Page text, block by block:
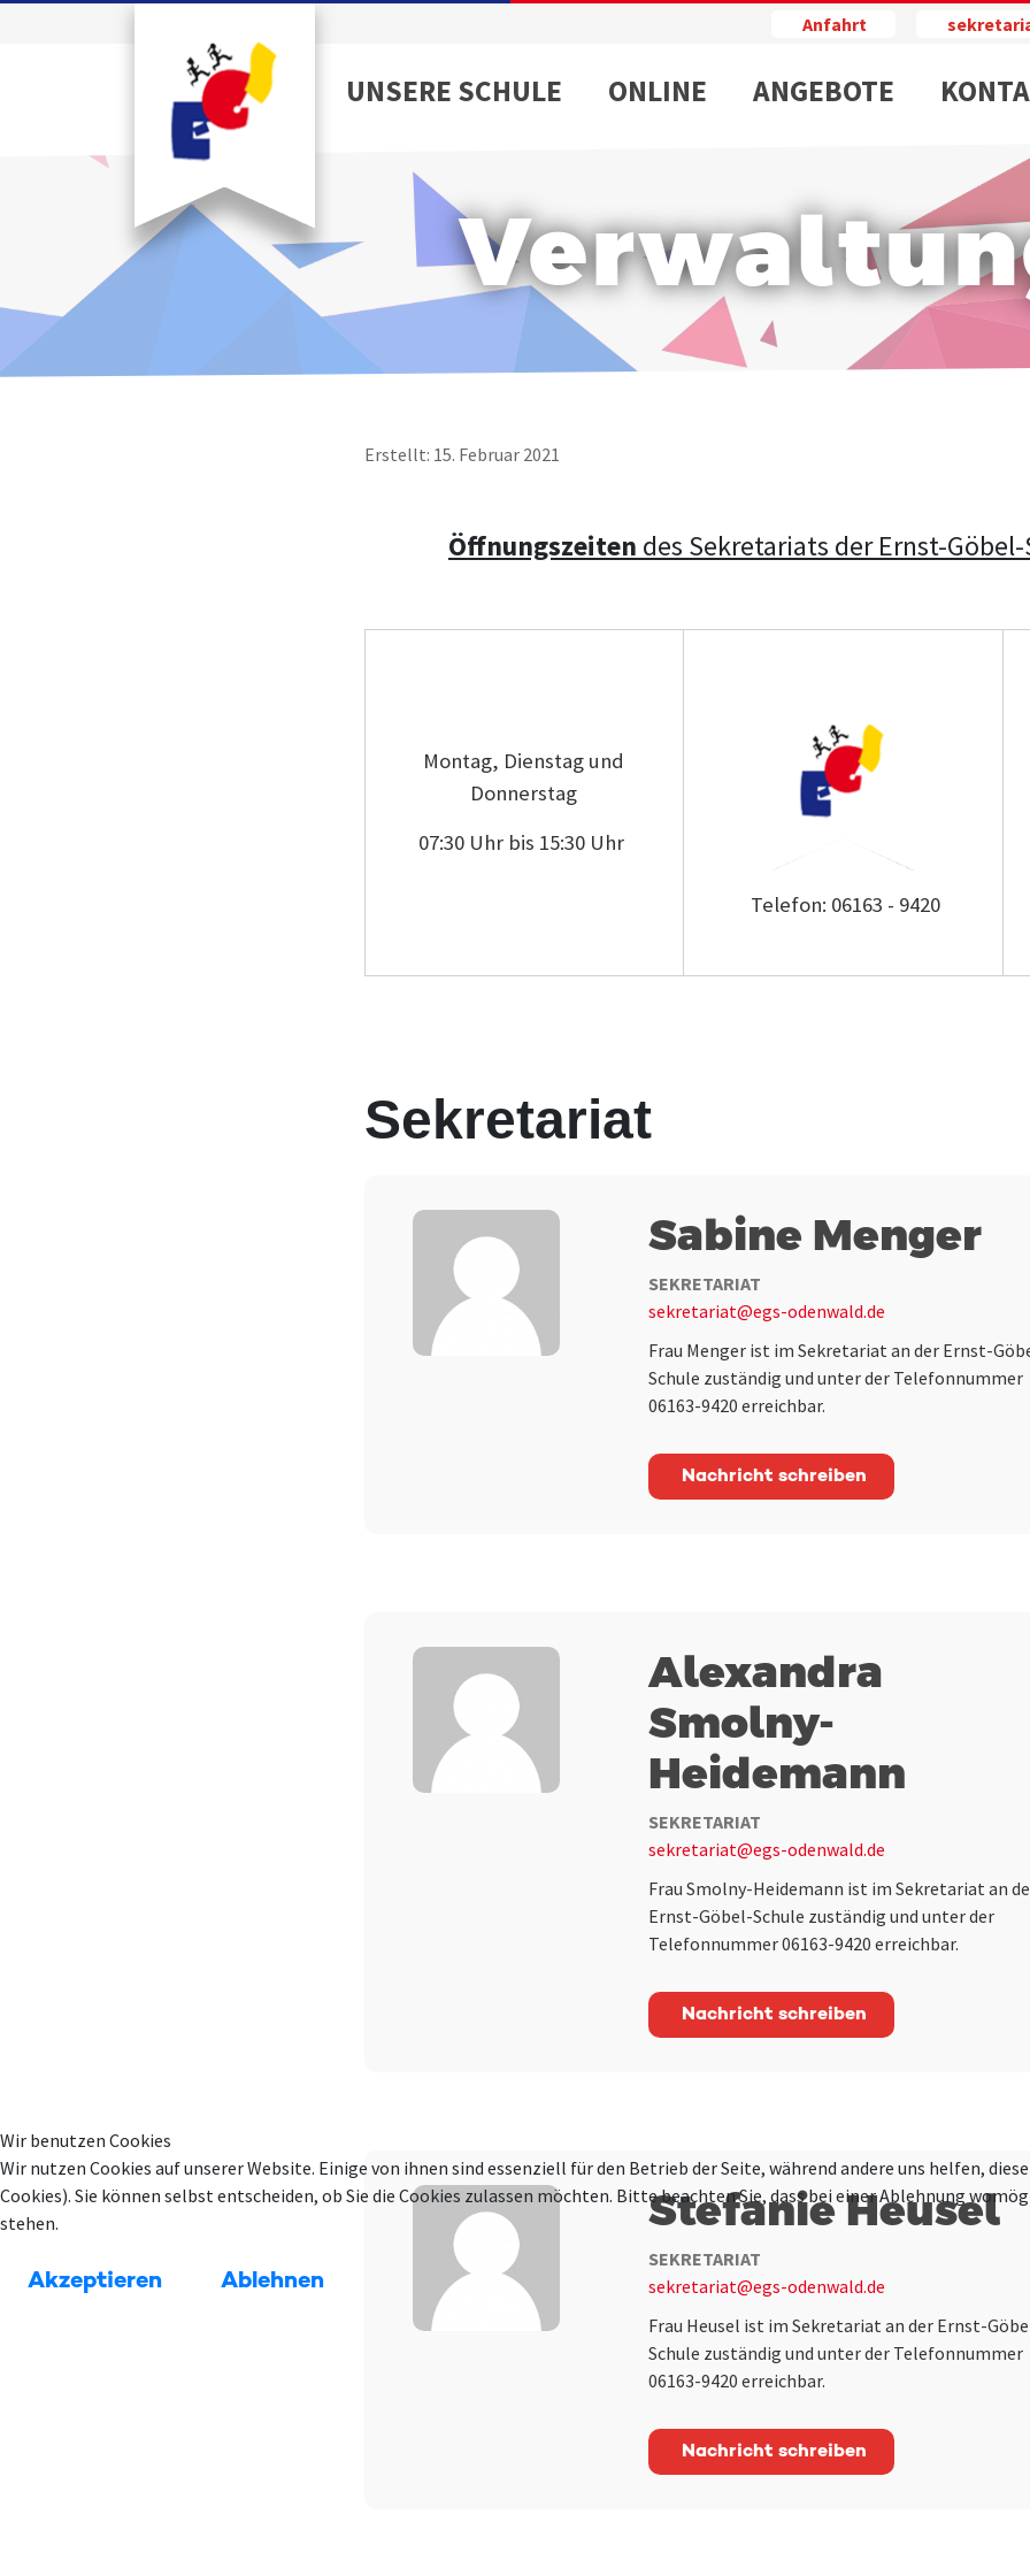
Anfahrt
UNSERE SCHULE ONLINE ANGEBOTE
Erstellt: 15. Februar 2021
Öffnungszeiten des Sekretariats der Ernst-
Montag, Dienstag und
Donnerstag
07:30 Uhr bis 15:30 Uhr
Telefon: 06163 - 9420
Sekretariat
Sabine Menger
SEKRETARIAT
sekretariat@egs-odenwald.de
Frau Menger ist im Sekretariat an der Ernst-
Schule zuständig und unter der Telefonnummer
06163-9420 erreichbar.
Nachricht schreiben
Alexandra
Smolny-
Heidemann
SEKRETARIAT
sekretariat@egs-odenwald.de
Frau Smolny-Heidemann ist im Sekretariat an
Ernst-Göbel-Schule zuständig und unter der
Telefonnummer 06163-9420 erreichbar.
Nachricht schreiben
Stefanie Heusel
SEKRETARIAT
sekretariat@egs-odenwald.de
Frau Heusel ist im Sekretariat an der Ernst-
Schule zuständig und unter der Telefonnummer
06163-9420 erreichbar.
Nachricht schreiben
Wir benutzen Cookies
Wir nutzen Cookies auf unserer Website. Einige von ihnen sind essenziell für den Betrieb der Seite, während andere uns helfen,
Cookies). Sie können selbst entscheiden, ob Sie die Cookies zulassen möchten. Bitte beachten Sie, dass bei einer Ablehnung
stehen.
Akzeptieren Ablehnen